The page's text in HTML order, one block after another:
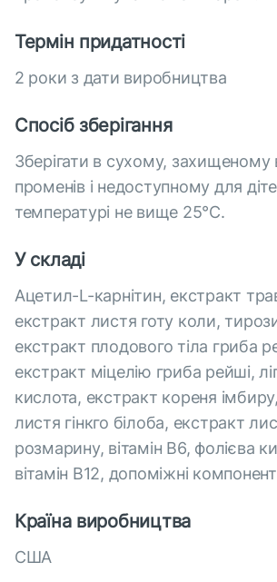
Термін придатності
2 роки з дати виробництва
Спосіб зберігання
Зберігати в сухому, захищеному
променів і недоступному для
температурі не вище 25°С.
У складі
Ацетил-L-карнітин, екстракт
екстракт листя готу коли,
екстракт плодового тіла гриба
екстракт міцелію гриба рейші,
кислота, екстракт кореня
листя гінкго білоба, екстракт
розмарину, вітамін В6, фолієва
вітамін В12, допоміжні
Країна виробництва
США